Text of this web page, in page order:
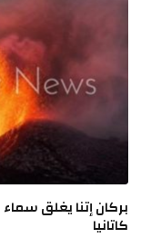
بركان إتنا يغلق
كاتانيا